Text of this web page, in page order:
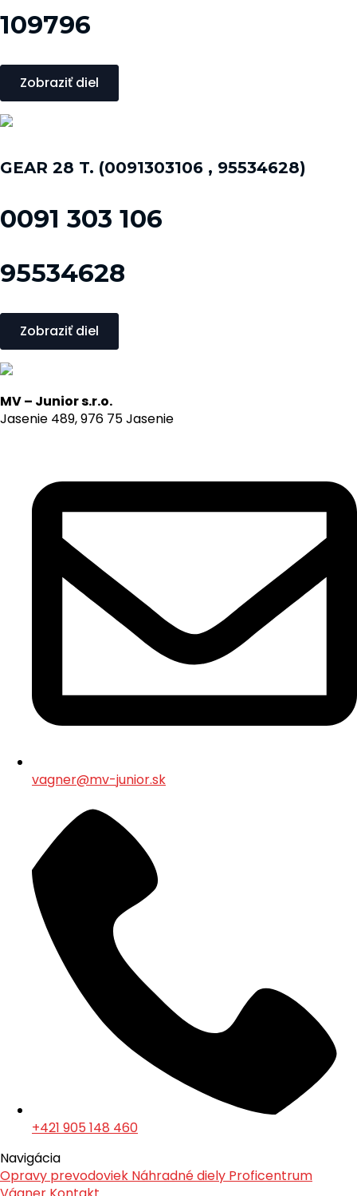
109796
Zobraziť diel
GEAR 28 T. (0091303106 , 95534628)
0091 303 106
95534628
Zobraziť diel
MV – Junior s.r.o.
Jasenie 489, 976 75 Jasenie
vagner@mv-junior.sk
+421 905 148 460
Navigácia
Opravy prevodoviek Náhradné diely Proficentrum